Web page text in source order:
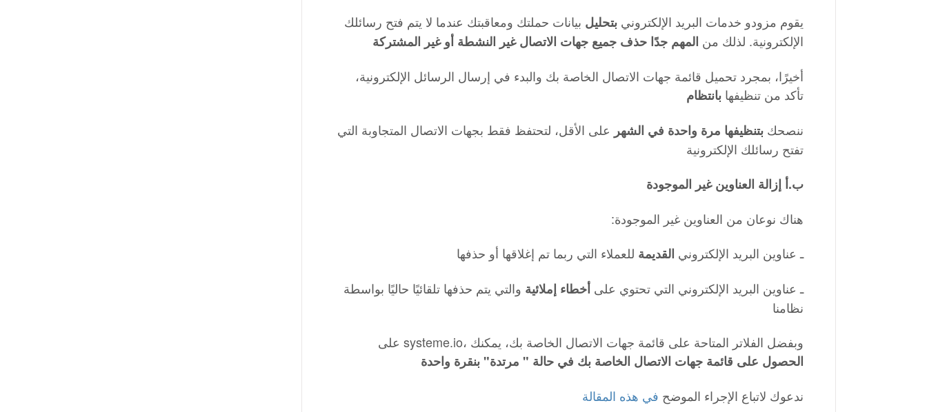
يقوم مزودو خدمات البريد الإلكتروني بتحليل بيانات حملتك ومعاقبتك عندما لا يتم فتح رسائلك
الإلكترونية. لذلك من المهم جدًا حذف جميع جهات الاتصال غير النشطة أو غير المشتركة
أخيرًا، بمجرد تحميل قائمة جهات الاتصال الخاصة بك والبدء في إرسال الرسائل الإلكترونية،
تأكد من تنظيفها بانتظام
ننصحك بتنظيفها مرة واحدة في الشهر على الأقل، لتحتفظ فقط بجهات الاتصال المتجاوبة التي
تفتح رسائلك الإلكترونية
ب.أ إزالة العناوين غير الموجودة
:هناك نوعان من العناوين غير الموجودة
ـ عناوين البريد الإلكتروني القديمة للعملاء التي ربما تم إغلاقها أو حذفها
ـ عناوين البريد الإلكتروني التي تحتوي على أخطاء إملائية والتي يتم حذفها تلقائيًا حاليًا بواسطة
نظامنا
على systeme.io، وبفضل الفلاتر المتاحة على قائمة جهات الاتصال الخاصة بك، يمكنك
الحصول على قائمة جهات الاتصال الخاصة بك في حالة " مرتدة" بنقرة واحدة
ندعوك لاتباع الإجراء الموضح في هذه المقالة